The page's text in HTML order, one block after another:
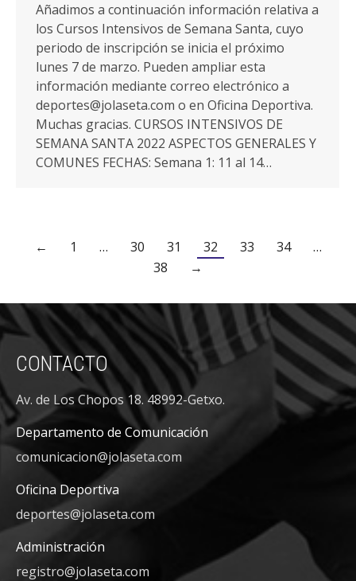
Añadimos a continuación información relativa a
los Cursos Intensivos de Semana Santa, cuyo
periodo de inscripción se inicia el próximo
lunes 7 de marzo. Pueden ampliar esta
información mediante correo electrónico a
deportes@jolaseta.com o en Oficina Deportiva.
Muchas gracias. CURSOS INTENSIVOS DE
SEMANA SANTA 2022 ASPECTOS GENERALES Y
COMUNES FECHAS: Semana 1: 11 al 14…
← 1 … 30 31 32 33 34
…
38
→
CONTACTO
Av. de Los Chopos 18. 48992-Getxo.
Departamento de Comunicación
comunicacion@jolaseta.com
Oficina Deportiva
deportes@jolaseta.com
Administración
registro@jolaseta.com